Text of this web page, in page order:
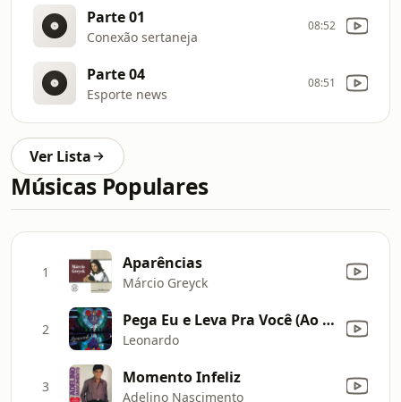
Parte 01
Conexão sertaneja
08:52
Parte 04
Esporte news
08:51
Ver Lista
Músicas Populares
1 Aparências
Márcio Greyck
2 Pega Eu e Leva Pra Você (Ao Vivo)
Leonardo
3 Momento Infeliz
Adelino Nascimento